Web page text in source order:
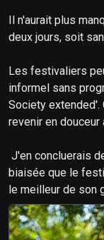
Il n'aurait plus
deux jours, soit
Les festivaliers
informel sans
Society extended'.
revenir en douceur
J'en concluerais
biaisée que le
le meilleur de son